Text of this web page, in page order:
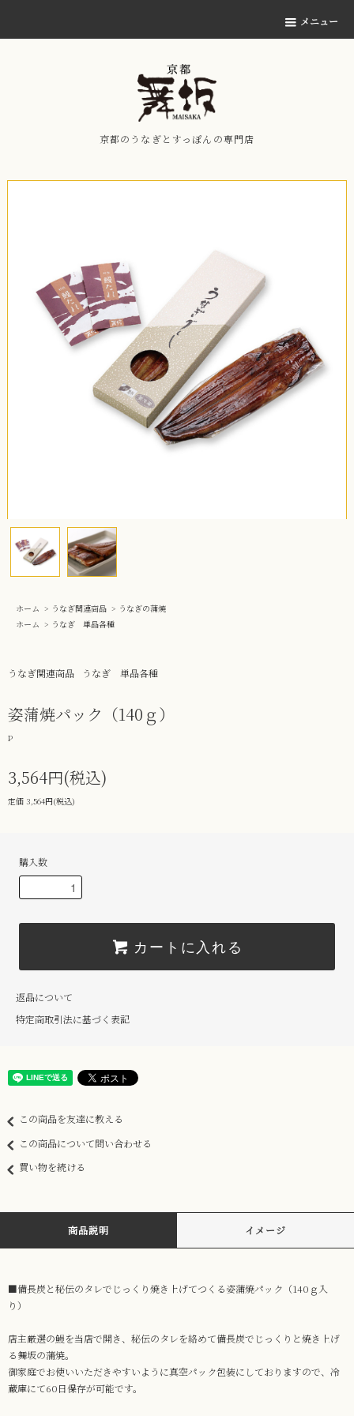
メニュー
京都のうなぎとすっぽんの専門店
ホーム > うなぎ関連商品 > うなぎの蒲焼
ホーム > うなぎ 単品各種
うなぎ関連商品 うなぎ 単品各種
姿蒲焼パック（140ｇ）
P
3,564円(税込)
定価 3,564円(税込)
購入数
カートに入れる
返品について
特定商取引法に基づく表記
この商品を友達に教える
この商品について問い合わせる
買い物を続ける
商品説明 イメージ
■備長炭と秘伝のタレでじっくり焼き上げてつくる姿蒲焼パック（140ｇ入
り）
店主厳選の鰻を当店で開き、秘伝のタレを絡めて備長炭でじっくりと焼き上げ
る舞坂の蒲焼。
御家庭でお使いいただきやすいように真空パック包装にしておりますので、冷
蔵庫にて60日保存が可能です。